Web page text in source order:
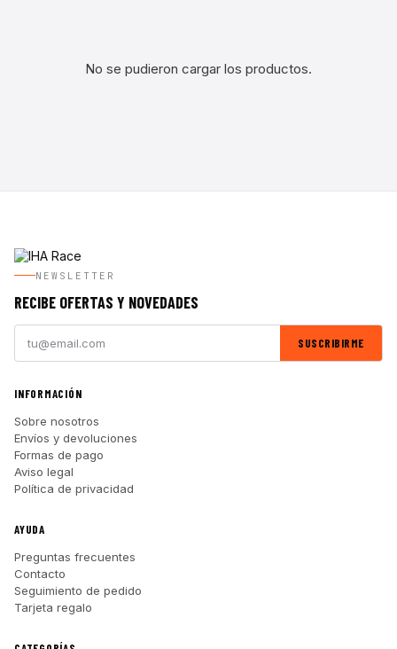
No se pudieron cargar los productos.
NEWSLETTER
RECIBE OFERTAS Y NOVEDADES
SUSCRIBIRME
INFORMACIÓN
Sobre nosotros
Envíos y devoluciones
Formas de pago
Aviso legal
Política de privacidad
AYUDA
Preguntas frecuentes
Contacto
Seguimiento de pedido
Tarjeta regalo